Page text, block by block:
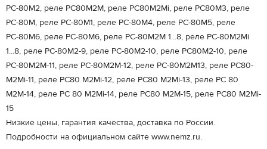
РС-80М2, реле РС80М2М, реле РС80М2Мi, реле РС80М3, реле
РС-80М, реле РС-80М1, реле РС-80М4, реле РС-80М5, реле
РС-80М6, реле РС-80М6, реле РС-80М2М 1...8, реле РС-80М2Мi
1...8, реле РС-80М2-9, реле РС-80М2-10, реле РС80М2-10, реле
РС-80М2М-11, реле РС-80М2М-12, реле РС-80М2М13, реле РС80-
М2Мi-11, реле РС80 М2Мi-12, реле РС80 М2Мi-13, реле РС 80
М2М-14, реле РС 80 М2Мi-14, реле РС80 М2М-15, реле РС80 М2Мi-
15
Низкие цены, гарантия качества, доставка по России.
Подробности на официальном сайте www.nemz.ru.